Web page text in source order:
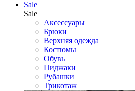
Sale
Sale
Аксессуары
Брюки
Верхняя одежда
Костюмы
Обувь
Пиджаки
Рубашки
Трикотаж